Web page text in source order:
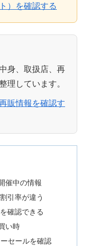
）を確認する
身、取扱店、再
理しています。
販情報を確認す
催中の情報
引率が違う
確認できる
い時
セールを確認